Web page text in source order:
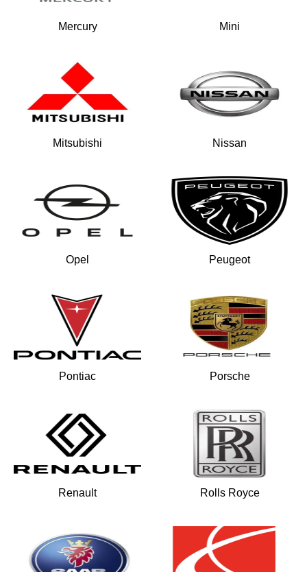
Mercury Mini
Mitsubishi Nissan
Opel Peugeot
Pontiac Porsche
Renault Rolls Royce